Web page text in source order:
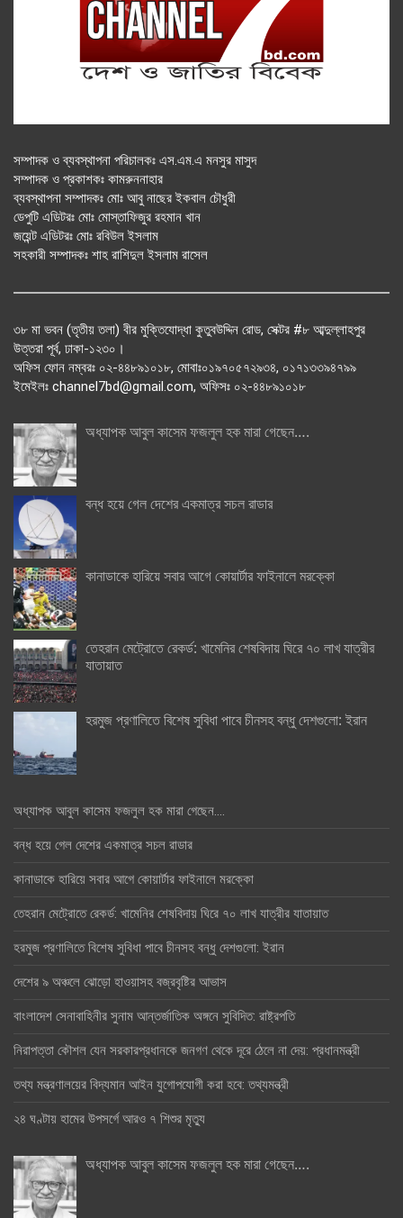
সম্পাদক ও ব্যবস্থাপনা পরিচালকঃ এস.এম.এ মনসুর মাসুদ
সম্পাদক ও প্রকাশকঃ কামরুননাহার
ব্যবস্থাপনা সম্পাদকঃ মোঃ আবু নাছের ইকবাল চৌধুরী
ডেপুটি এডিটরঃ মোঃ মোস্তাফিজুর রহমান খান
জয়েন্ট এডিটরঃ মোঃ রবিউল ইসলাম
সহকারী সম্পাদকঃ শাহ রাশিদুল ইসলাম রাসেল
৩৮ মা ভবন (তৃতীয় তলা) বীর মুক্তিযোদ্ধা কুতুবউদ্দিন রোড, সেক্টর #৮ আব্দুল্লাহপুর
উত্তরা পূর্ব, ঢাকা-১২৩০।
অফিস ফোন নম্বরঃ ০২-৪৪৮৯১০১৮, মোবাঃ০১৯৭০৫৭২৯৩৪, ০১৭১৩৩৯৪৭৯৯
ইমেইলঃ channel7bd@gmail.com, অফিসঃ ০২-৪৪৮৯১০১৮
অধ্যাপক আবুল কাসেম ফজলুল হক মারা গেছেন….
বন্ধ হয়ে গেল দেশের একমাত্র সচল রাডার
কানাডাকে হারিয়ে সবার আগে কোয়ার্টার ফাইনালে মরক্কো
তেহরান মেট্রোতে রেকর্ড: খামেনির শেষবিদায় ঘিরে ৭০ লাখ যাত্রীর
যাতায়াত
হরমুজ প্রণালিতে বিশেষ সুবিধা পাবে চীনসহ বন্ধু দেশগুলো: ইরান
অধ্যাপক আবুল কাসেম ফজলুল হক মারা গেছেন….
বন্ধ হয়ে গেল দেশের একমাত্র সচল রাডার
কানাডাকে হারিয়ে সবার আগে কোয়ার্টার ফাইনালে মরক্কো
তেহরান মেট্রোতে রেকর্ড: খামেনির শেষবিদায় ঘিরে ৭০ লাখ যাত্রীর যাতায়াত
হরমুজ প্রণালিতে বিশেষ সুবিধা পাবে চীনসহ বন্ধু দেশগুলো: ইরান
দেশের ৯ অঞ্চলে ঝোড়ো হাওয়াসহ বজ্রবৃষ্টির আভাস
বাংলাদেশ সেনাবাহিনীর সুনাম আন্তর্জাতিক অঙ্গনে সুবিদিত: রাষ্ট্রপতি
নিরাপত্তা কৌশল যেন সরকারপ্রধানকে জনগণ থেকে দূরে ঠেলে না দেয়: প্রধানমন্ত্রী
তথ্য মন্ত্রণালয়ের বিদ্যমান আইন যুগোপযোগী করা হবে: তথ্যমন্ত্রী
২৪ ঘণ্টায় হামের উপসর্গে আরও ৭ শিশুর মৃত্যু
অধ্যাপক আবুল কাসেম ফজলুল হক মারা গেছেন….